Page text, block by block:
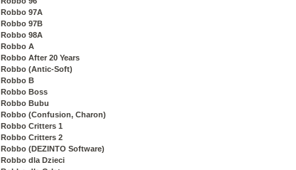
Robbo 97A
Robbo 97B
Robbo 98A
Robbo A
Robbo After 20 Years
Robbo (Antic-Soft)
Robbo B
Robbo Boss
Robbo Bubu
Robbo (Confusion, Charon)
Robbo Critters 1
Robbo Critters 2
Robbo (DEZINTO Software)
Robbo dla Dzieci